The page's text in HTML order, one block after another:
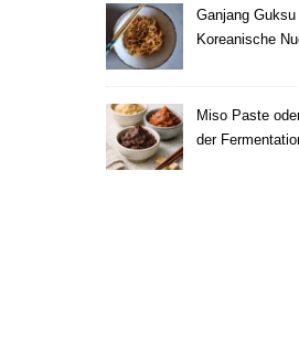
Ganjang
Koreanische
Miso Paste
der